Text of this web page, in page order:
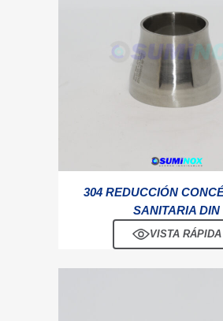
304 REDUCCIÓN
SANITARIA DIN
VISTA RÁPIDA